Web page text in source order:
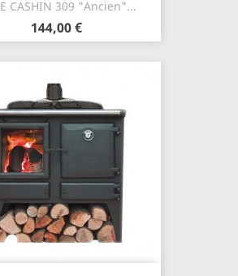
CASHIN 309 "Ancien"...
144,00 €